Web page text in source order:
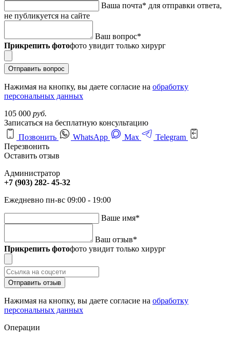
Ваша почта* для отправки ответа,
не публикуется на сайте
Ваш вопрос*
Прикрепить фотофото увидит только хирург
Отправить вопрос
Нажимая на кнопку, вы даете согласие на обработку
персональных данных
105 000 руб.
Записаться на бесплатную консультацию
Позвонить
WhatsApp Max
Telegram
Перезвонить
Оставить отзыв
Администратор
+7 (903) 282- 45-32
Ежедневно пн-вс 09:00 - 19:00
Ваше имя*
Ваш отзыв*
Прикрепить фотофото увидит только хирург
Отправить отзыв
Нажимая на кнопку, вы даете согласие на обработку
персональных данных
Операции